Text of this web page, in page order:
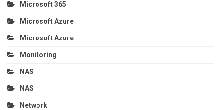
Microsoft 365
Microsoft Azure
Microsoft Azure
Monitoring
NAS
NAS
Network